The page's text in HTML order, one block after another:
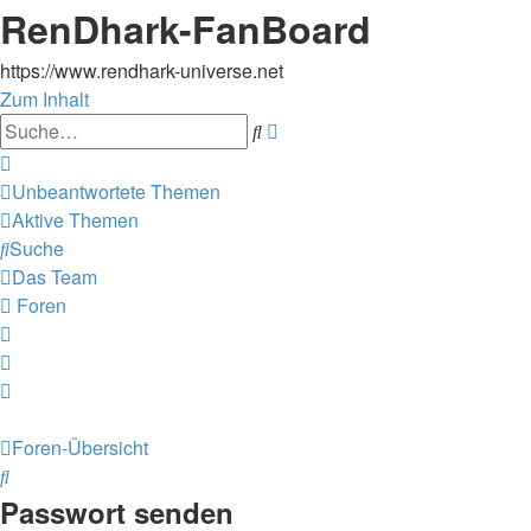
RenDhark-FanBoard
https://www.rendhark-universe.net
Zum Inhalt
Suche
Unbeantwortete Themen
Aktive Themen
Suche
Das Team
Foren
Foren-Übersicht
Suche
Passwort senden